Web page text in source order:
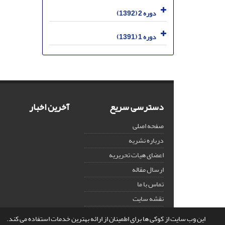
این وب سایت از کوکی ها برای اطمینان از ارائه بهترین خدمات استفاده می کند.
دوره 2 (1392)
دوره 1 (1391)
دسترسی سریع
صفحه اصلی
درباره نشریه
اعضای هیات تحریریه
ارسال مقاله
تماس با ما
نقشه سایت
آخرین اخبار